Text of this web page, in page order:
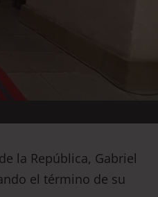
la República, Gabriel
el término de su